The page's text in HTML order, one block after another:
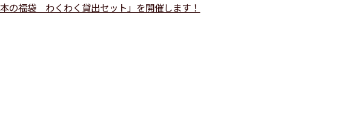
本の福袋 わくわく貸出セット」を開催します！